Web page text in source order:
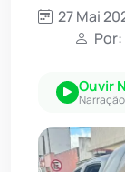
27 Mai
Ouvir